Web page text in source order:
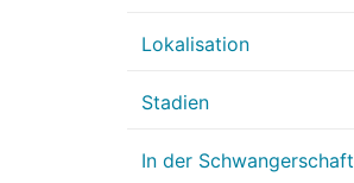
Lokalisation
Stadien
In der Schwangerschaft